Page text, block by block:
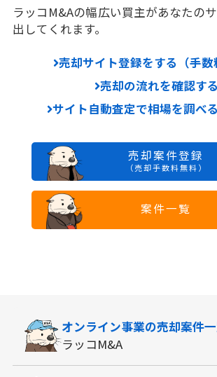
ラッコM&Aの幅広い買主があなたの
出してくれます。
売却サイト登録をする（手数
売却の流れを確認する
サイト自動査定で相場を調べる
売却案件登録
（売却手数料無料）
案件一覧
オンライン事業の売却案件
ラッコM&A